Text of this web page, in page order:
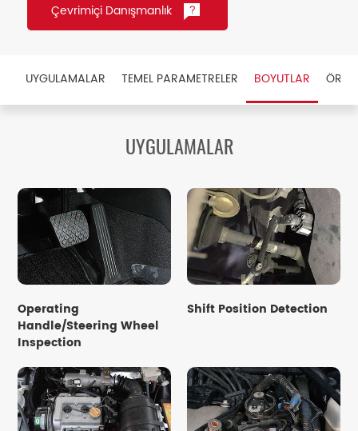
Çevrimiçi Danışmanlık
UYGULAMALAR TEMEL PARAMETRELER BOYUTLAR
UYGULAMALAR
Operating
Handle/Steering Wheel
Inspection
Shift Position Detection